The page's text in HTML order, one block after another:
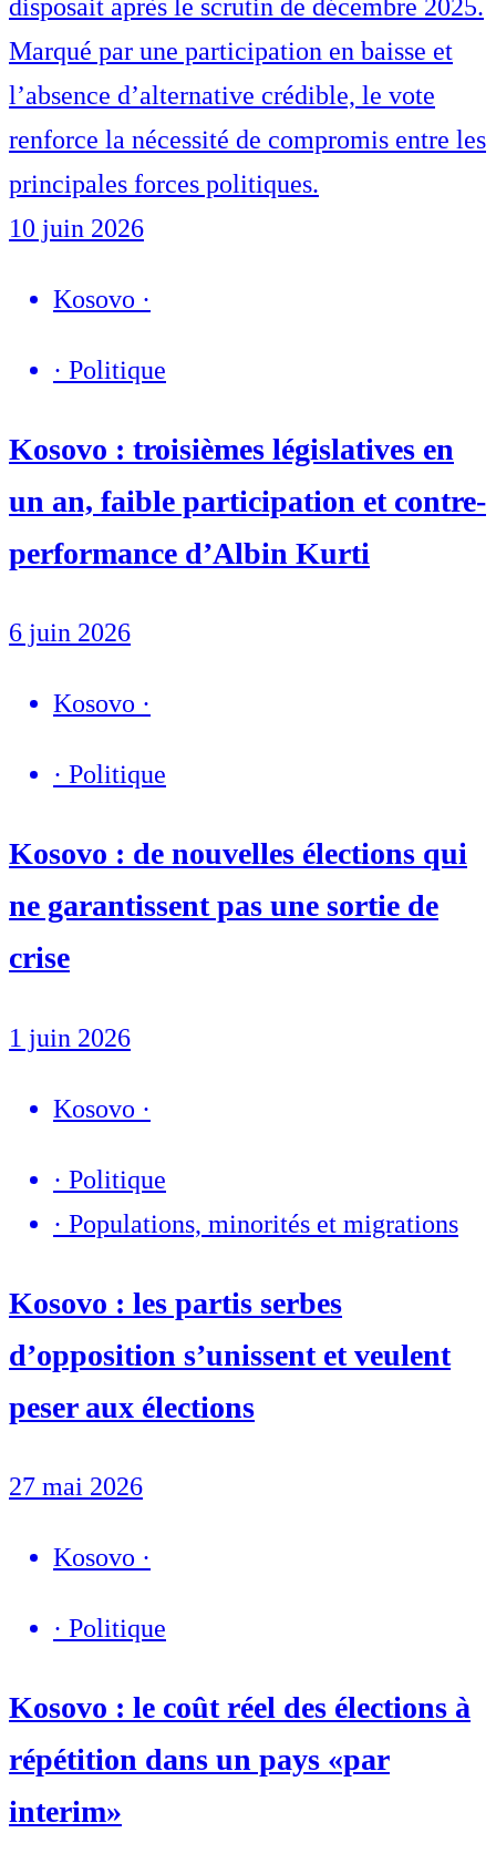
disposait après le scrutin de décembre 2025.
Marqué par une participation en baisse et
l’absence d’alternative crédible, le vote
renforce la nécessité de compromis entre les
principales forces politiques.
10 juin 2026
Kosovo ·
· Politique
Kosovo : troisièmes législatives en
un an, faible participation et contre-
performance d’Albin Kurti
6 juin 2026
Kosovo ·
· Politique
Kosovo : de nouvelles élections qui
ne garantissent pas une sortie de
crise
1 juin 2026
Kosovo ·
· Politique
· Populations, minorités et migrations
Kosovo : les partis serbes
d’opposition s’unissent et veulent
peser aux élections
27 mai 2026
Kosovo ·
· Politique
Kosovo : le coût réel des élections à
répétition dans un pays «par
interim»